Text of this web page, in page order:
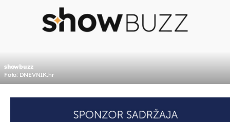
showbuzz
Foto: DNEVNIK.hr
OMOGUĆI OBAVIJESTI